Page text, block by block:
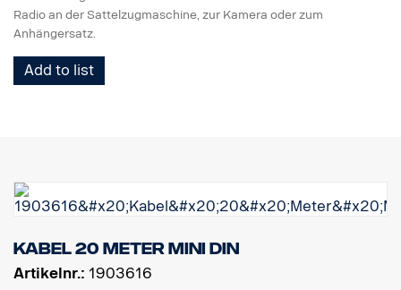
Radio an der Sattelzugmaschine, zur Kamera oder zum
Anhängersatz.
Add to list
Kabel 20 Meter MINI DIN
Artikelnr.: 1903616